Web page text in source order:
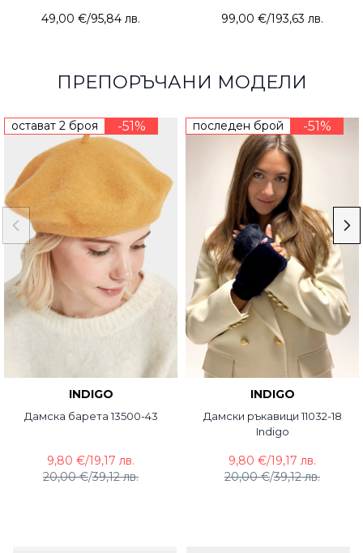
49,00 €/95,84 лв. 99,00 €/193,63 лв.
ПРЕПОРЪЧАНИ МОДЕЛИ
остават 2 броя -51%
INDIGO
Дамска барета 13500-43
20,00 €/39,12 лв.
9,80 €/19,17 лв.
последен брой -51%
INDIGO
Дамски ръкавици 11032-18
Indigo
20,00 €/39,12 лв.
9,80 €/19,17 лв.